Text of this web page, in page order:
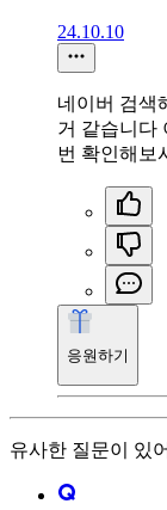
24.10.10
네이버 검색
거 같습니다
번 확인해보
응원하기
유사한 질문이 있